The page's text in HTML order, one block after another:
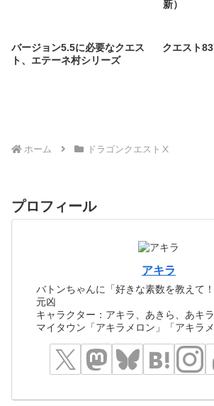
新）
バージョン5.5に必要なクエス
ト、エテーネ村シリーズ
クエスト
ホーム ドラゴンクエストⅩ
プロフィール
アキラ
バトンちゃんに「好きな素数を教えて
元凶
キャラクター：アキラ、あきら、あキラ
マイタウン「アキラメロン」「アキラ